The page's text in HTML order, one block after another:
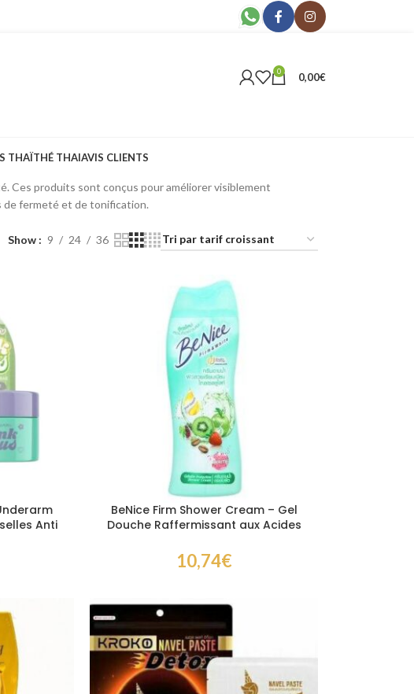
0 0,00€
THAÏTHÉ THAIAVIS CLIENTS
Ces produits sont conçus pour améliorer visiblement
de fermeté et de tonification.
Show 9 24 36
Anti
BeNice Firm Shower Cream – Gel
Douche Raffermissant aux Acides
10,74€